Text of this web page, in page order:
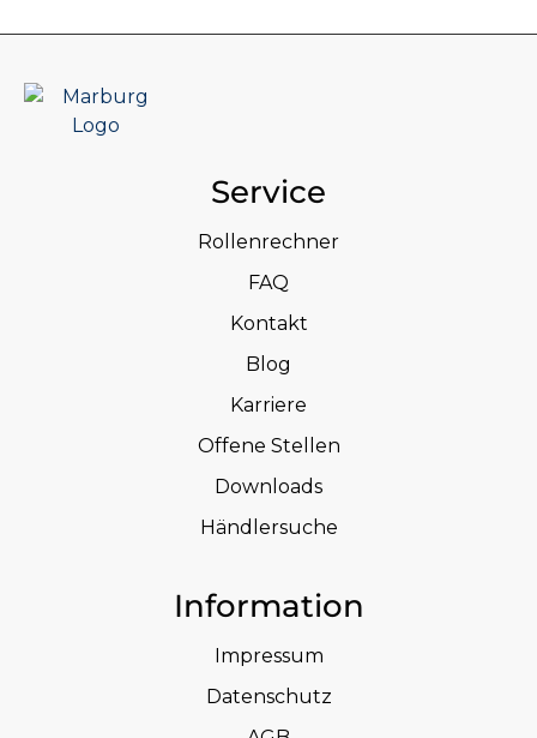
Service
Rollenrechner
FAQ
Kontakt
Blog
Karriere
Offene Stellen
Downloads
Händlersuche
Information
Impressum
Datenschutz